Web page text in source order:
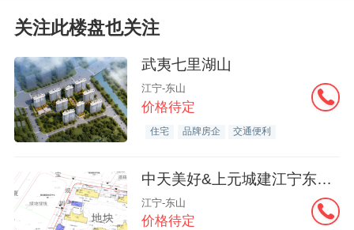
关注此楼盘也关注
武夷七里湖山
江宁-东山
价格待定
住宅 品牌房企 交通便利
中天美好&上元城建江宁东山G17
江宁-东山
价格待定